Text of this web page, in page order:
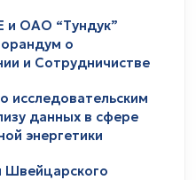
и ОАО “Тундук”
о
и Сотрудничистве
исследовательским
данных в сфере
энергетики
Швейцарского